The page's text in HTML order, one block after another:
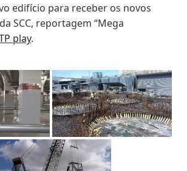
edifício para receber os novos
SCC, reportagem “Mega
play.